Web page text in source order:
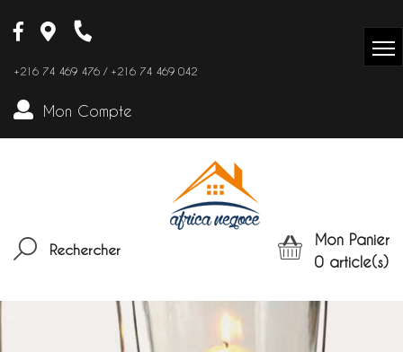
+216 74 469 476 / +216 74 469 042
Mon Compte
Rechercher
Mon Panier
0 article(s)